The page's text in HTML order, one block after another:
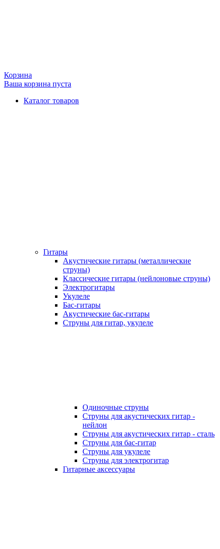
Корзина
Ваша корзина пуста
Каталог товаров
Гитары
Акустические гитары (металлические
струны)
Классические гитары (нейлоновые струны)
Электрогитары
Укулеле
Бас-гитары
Акустические бас-гитары
Струны для гитар, укулеле
Одиночные струны
Струны для акустических гитар -
нейлон
Струны для акустических гитар - сталь
Струны для бас-гитар
Струны для укулеле
Струны для электрогитар
Гитарные аксессуары